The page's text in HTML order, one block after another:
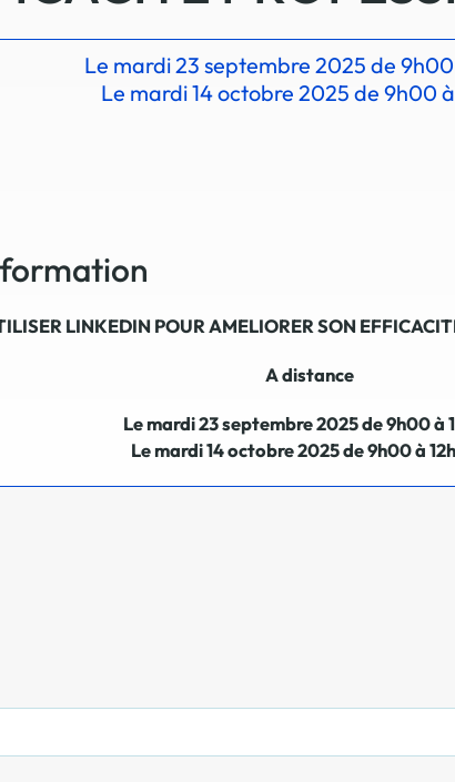
Cultiver son réseau
Le Club Partenaires
J'améliore mes
Vos formations 100%
Je restructure ou je
Le mardi 23 septembre 2025 de
Le mardi 14 octobre 2025 de 9h00
LINKEDIN POUR AMELIORER SON
A distance
Le mardi 23 septembre 2025 de 9h00 à
Le mardi 14 octobre 2025 de 9h00 à